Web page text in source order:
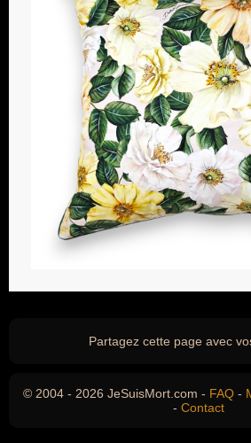
Partagez cette page avec
© 2004 - 2026 JeSuisMort.com - FAQ -
- Contact